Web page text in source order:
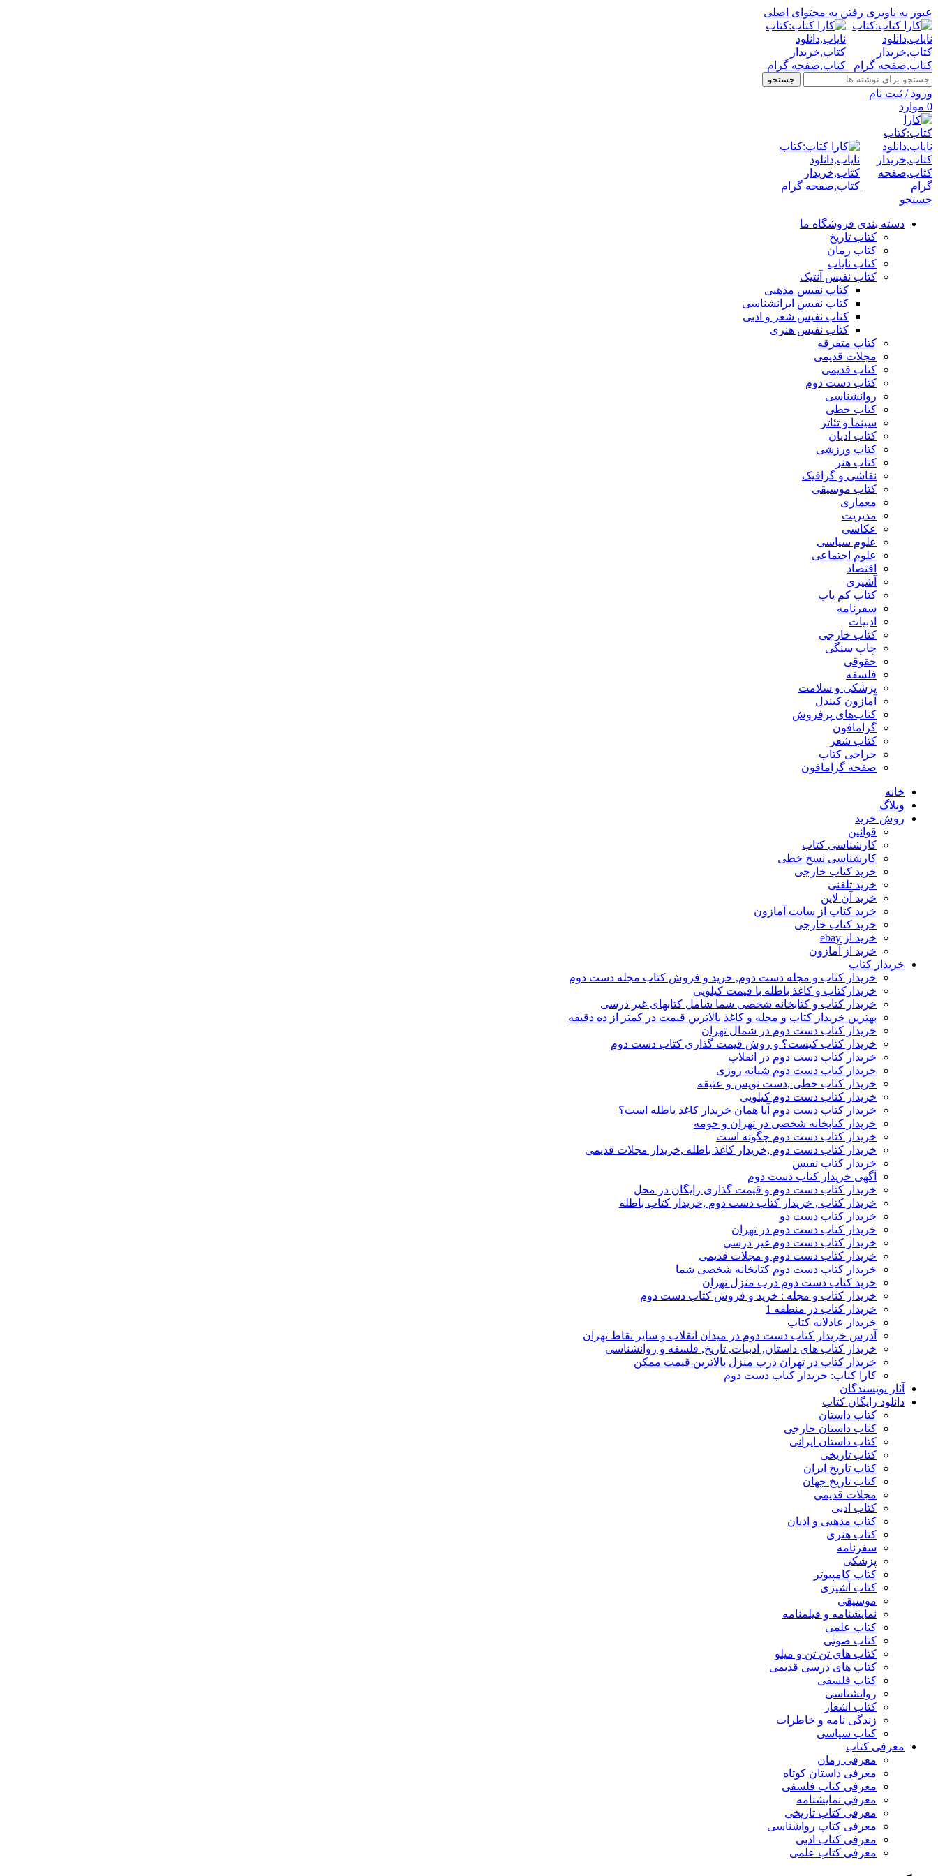
عبور به ناوبری رفتن به محتوای اصلی
جستجو
ورود / ثبت نام
0 موارد
جستجو
دسته بندی فروشگاه ما
کتاب تاریخ
کتاب رمان
کتاب نایاب
کتاب نفیس آنتیک
کتاب نفیس مذهبی
کتاب نفیس ایرانشناسی
کتاب نفیس شعر و ادبی
کتاب نفیس هنری
کتاب متفرقه
مجلات قدیمی
کتاب قدیمی
کتاب دست دوم
روانشناسی
کتاب خطی
سینما و تئاتر
کتاب ادیان
کتاب ورزشی
کتاب هنر
نقاشی و گرافیک
کتاب موسیقی
معماری
مدیریت
عکاسی
علوم سیاسی
علوم اجتماعی
اقتصاد
آشپزی
کتاب کم یاب
سفرنامه
ادبیات
کتاب خارجی
چاپ سنگی
حقوقی
فلسفه
پزشکی و سلامت
آمازون کیندل
کتاب‌های پرفروش
گرامافون
کتاب شعر
حراجی کتاب
صفحه گرامافون
خانه
وبلاگ
روش خرید
قوانین
کارشناسی کتاب
کارشناسی نسخ خطی
خرید کتاب خارجی
خرید تلفنی
خرید آن لاین
خرید کتاب از سایت آمازون
خرید کتاب خارجی
خرید از ebay
خرید از آمازون
خریدار کتاب
خریدار کتاب و مجله دست دوم, خرید و فروش کتاب مجله دست دوم
خریدارکتاب و کاغذ باطله با قیمت کیلویی
خریدار کتاب و کتابخانه شخصی شما شامل کتابهای غیر درسی
بهترین خریدار کتاب و مجله و کاغذ بالاترین قیمت در کمتر از ده دقیقه
خریدار کتاب دست دوم در شمال تهران
خریدار کتاب کیست؟ و روش قیمت گذاری کتاب دست دوم
خریدار کتاب دست دوم در انقلاب
خریدار کتاب دست دوم شبانه روزی
خریدار کتاب خطی ,دست نویس و عتیقه
خریدار کتاب دست دوم کیلویی
خریدار کتاب دست دوم آیا همان خریدار کاغذ باطله است؟
خریدار کتابخانه شخصی در تهران و حومه
خریدار کتاب دست دوم چگونه است
خریدار کتاب دست دوم ,خریدار کاغذ باطله ,خریدار مجلات قدیمی
خریدار کتاب نفیس
آگهی خریدار کتاب دست دوم
خریدار کتاب دست دوم و قیمت گذاری رایگان در محل
خریدار کتاب , خریدار کتاب دست دوم ,خریدار کتاب باطله
خریدار کتاب دست دو
خریدار کتاب دست دوم در تهران
خریدار کتاب دست دوم غیر درسی
خریدار کتاب دست دوم و مجلات قدیمی
خریدار کتاب دست دوم کتابخانه شخصی شما
خرید کتاب دست دوم درب منزل تهران
خریدار کتاب و مجله : خرید و فروش کتاب دست دوم
خریدار کتاب در منطقه 1
خریدار عادلانه کتاب
آدرس خریدار کتاب دست دوم در میدان انقلاب و سایر نقاط تهران
خریدار کتاب های داستان, ادبیات, تاریخ, فلسفه و روانشناسی
خریدار کتاب در تهران درب منزل بالاترین قیمت ممکن
کارا کتاب: خریدار کتاب دست دوم
آثار نویسندگان
دانلود رایگان کتاب
کتاب داستان
کتاب داستان خارجی
کتاب داستان ایرانی
کتاب تاریخی
کتاب تاریخ ایران
کتاب تاریخ جهان
مجلات قدیمی
کتاب ادبی
کتاب مذهبی و ادیان
کتاب هنری
سفرنامه
پزشکی
کتاب کامپیوتر
کتاب آشپزی
موسیقی
نمایشنامه و فیلمنامه
کتاب علمی
کتاب صوتی
کتاب های تن تن و میلو
کتاب های درسی قدیمی
کتاب فلسفی
روانشناسی
کتاب اشعار
زندگی نامه و خاطرات
کتاب سیاسی
معرفی کتاب
معرفی رمان
معرفی داستان کوتاه
معرفی کتاب فلسفی
معرفی نمایشنامه
معرفی کتاب تاریخی
معرفی کتاب رواشناسی
معرفی کتاب ادبی
معرفی کتاب علمی